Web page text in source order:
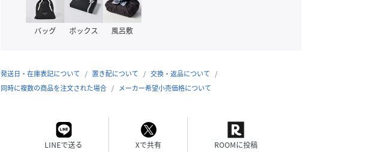
バッグ ボックス 風呂敷
発送日・在庫表記について 置き配について
交換・返品について
同時に複数の商品を注文された場合
メーカー希望小売価格について
LINEで送る Xで共有 ROOMに投稿